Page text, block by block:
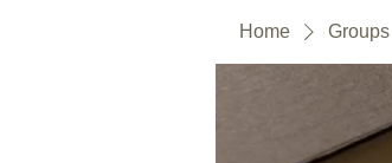
Home Groups